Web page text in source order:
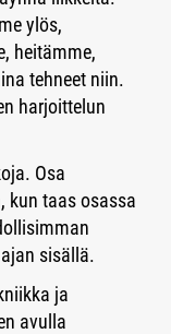
ylös,
heitämme,
tehneet niin.
harjoittelun
Osa
kun taas osassa
sisällä.
ja
avulla